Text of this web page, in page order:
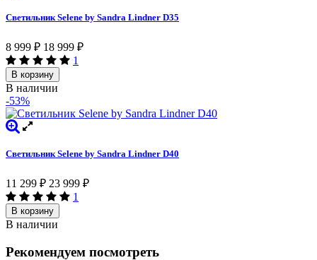
Светильник Selene by Sandra Lindner D35
8 999 ₽ 18 999 ₽
1
В корзину
В наличии
-53%
Светильник Selene by Sandra Lindner D40
11 299 ₽ 23 999 ₽
1
В корзину
В наличии
Рекомендуем посмотреть